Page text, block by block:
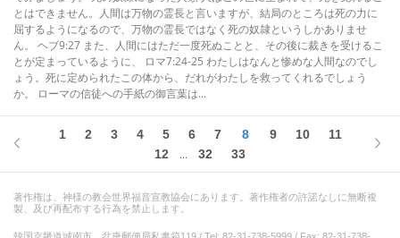
とはできません。人間は万物の霊長と言いますが、結局のところは死の力に
屈するようになるので、万物の霊長ではなく死の奴隷というしかありませ
ん。 ヘブ9:27 また、人間にはただ一度死ぬことと、その後に裁きを受けるこ
とが定まっているように、 ロマ7:24-25 わたしはなんと惨めな人間なのでし
ょう。死に定められたこの体から、だれがわたしを救ってくれるでしょう
か。 ローマの信徒への手紙の御言葉は...
1 2 3 4 5 6 7 8 9 10
11
12
... 32 33
著作権は、神様の教会世界福音宣教協会にあります。著作権者の許諾なしに無断複
製、及び再配布する行為を禁止します。